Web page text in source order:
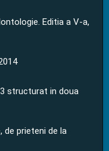
Editia a V-a,
structurat in doua
de prieteni de la